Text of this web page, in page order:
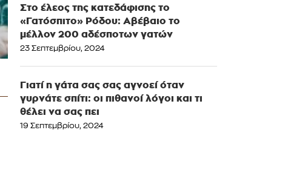
Στο έλεος της κατεδάφισης το
«Γατόσπιτο» Ρόδου: Αβέβαιο το
μέλλον 200 αδέσποτων γατών
23 Σεπτεμβρίου, 2024
Γιατί η γάτα σας σας αγνοεί όταν
γυρνάτε σπίτι: οι πιθανοί λόγοι και τι
θέλει να σας πει
19 Σεπτεμβρίου, 2024